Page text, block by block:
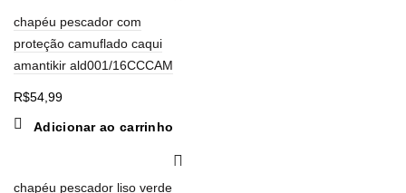
chapéu pescador com
proteção camuflado caqui
amantikir ald001/16CCCAM
R$54,99
Adicionar ao carrinho
chapéu pescador liso verde